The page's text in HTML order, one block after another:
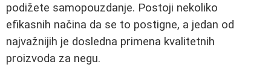
podižete samopouzdanje. Postoji nekoliko
efikasnih načina da se to postigne, a jedan od
najvažnijih je dosledna primena kvalitetnih
proizvoda za negu.